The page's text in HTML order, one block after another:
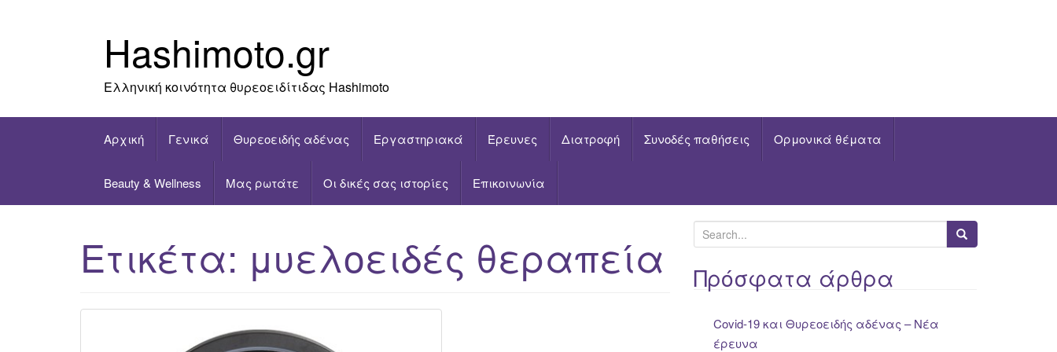
Hashimoto.gr
Ελληνική κοινότητα θυρεοειδίτιδας Hashimoto
Αρχική Γενικά Θυρεοειδής αδένας Εργαστηριακά Έρευνες Διατροφή Συνοδές παθήσεις Ορμονικά θέματα
Beauty & Wellness Μας ρωτάτε Οι δικές σας ιστορίες Επικοινωνία
Ετικέτα: μυελοειδές θεραπεία
e
a
rΠρόσφατα άρθρα
Covid-19 και Θυρεοειδής αδένας – Νέα
έρευνα